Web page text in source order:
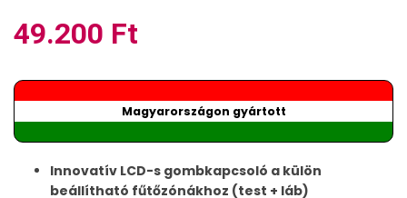
49.200 Ft
Magyarországon gyártott
Innovatív LCD-s gombkapcsoló a külön
beállítható fűtőzónákhoz (test + láb)